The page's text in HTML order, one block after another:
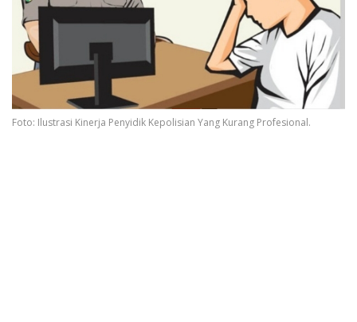
Foto: Ilustrasi Kinerja Penyidik Kepolisian Yang Kurang Profesional.